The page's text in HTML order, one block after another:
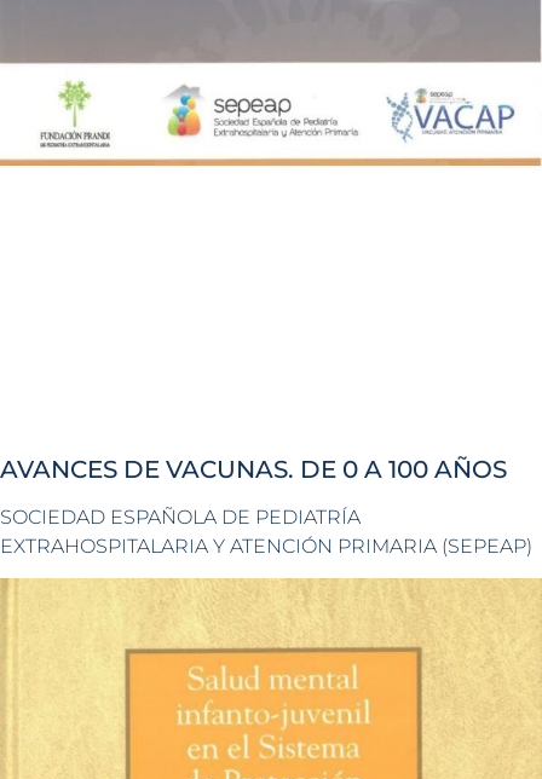
AVANCES DE VACUNAS. DE 0 A 100 AÑOS
SOCIEDAD ESPAÑOLA DE PEDIATRÍA
EXTRAHOSPITALARIA Y ATENCIÓN PRIMARIA (SEPEAP)